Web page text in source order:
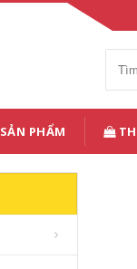
SẢN PHẨM